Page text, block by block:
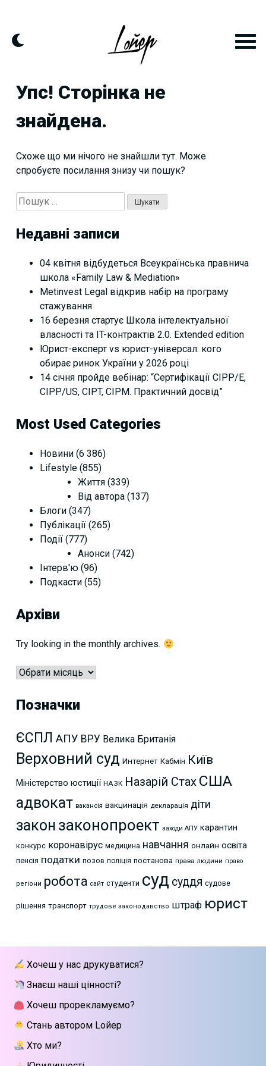
content
Упс! Сторінка не
знайдена.
Схоже що ми нічого не знайшли тут. Може
спробуєте посилання знизу чи пошук?
Пошук:
Недавні записи
04 квітня відбудеться Всеукраїнська правнича
школа «Family Law & Mediation»
Metinvest Legal відкрив набір на програму
стажування
16 березня стартує Школа інтелектуальної
власності та IT-контрактів 2.0. Extended edition
Юрист-експерт vs юрист-універсал: кого
обирає ринок України у 2026 році
14 січня пройде вебінар: “Сертифікації СІРР/Е,
CIPP/US, CIPT, CIPM. Практичний досвід”
Most Used Categories
Новини (6 386)
Lifestyle (855)
Життя (339)
Від автора (137)
Блоги (347)
Публікації (265)
Події (777)
Анонси (742)
Інтерв'ю (96)
Подкасти (55)
Архіви
Try looking in the monthly archives.
Архіви
Позначки
ЄСПЛ АПУ ВРУ Велика Британія
Верховний суд Интернет Кабмін Київ
Міністерство юстиції НАЗК Назарій Стах США
адвокат вакансія вакцинація декларація діти
закон законопроект заходи АПУ карантин
конкурс коронавірус медицина навчання онлайн освіта
пенсія податки позов поліція постанова права людини право
регіони робота сайт студенти суд суддя судове
рішення транспорт трудове законодавство штраф юрист
Хочеш у нас друкуватися?
Знаєш наші цінності?
Хочеш прорекламуємо?
Стань автором Lойер
Хто ми?